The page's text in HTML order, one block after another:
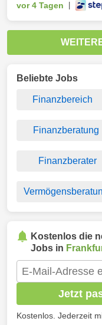
vor 4 Tagen
Beliebte Jobs
Finanzbereich
Finanzberatung
Finanzberater
Kostenlos die
Jobs in
Jetzt
Kostenlos. Jederzeit